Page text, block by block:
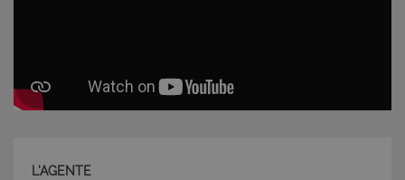
L'AGENTE
Strettamente necessari e Statistiche
degli utenti e la gestione dell'account. Il sito Web